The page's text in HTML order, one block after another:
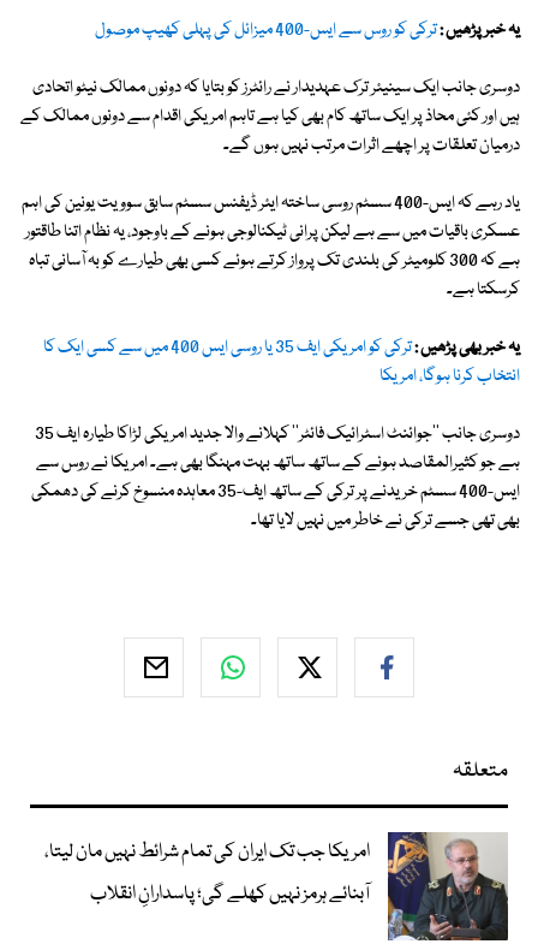
یہ خبر پڑھیں :ترکی کو روس سے ایس-400 میزائل کی پہلی کھیپ موصول
دوسری جانب ایک سینیئر ترک عہدیدار نے رائٹرز کو بتایا کہ دونوں ممالک نیٹو اتحادی
ہیں اور کئی محاذ پر ایک ساتھ کام بھی کیا ہے تاہم امریکی اقدام سے دونوں ممالک کے
درمیان تعلقات پر اچھے اثرات مرتب نہیں ہوں گے۔
یاد رہے کہ ایس-400 سسٹم روسی ساختہ ایئر ڈیفنس سسٹم سابق سوویت یونین کی اہم
عسکری باقیات میں سے ہے لیکن پرانی ٹیکنالوجی ہونے کے باوجود، یہ نظام اتنا طاقتور
ہے کہ 300 کلومیٹر کی بلندی تک پرواز کرتے ہوئے کسی بھی طیارے کو بہ آسانی تباہ
کرسکتا ہے۔
یہ خبر بھی پڑھیں :
ترکی کو امریکی ایف 35 یا روسی ایس 400 میں سے کسی ایک کا
انتخاب کرنا ہوگا، امریکا
دوسری جانب ''جوائنٹ اسٹرائیک فائٹر'' کہلانے والا جدید امریکی لڑاکا طیارہ ایف 35
ہے جو کثیرالمقاصد ہونے کے ساتھ ساتھ بہت مہنگا بھی ہے۔ امریکا نے روس سے
ایس-400 سسٹم خریدنے پر ترکی کے ساتھ ایف-35 معاہدہ منسوخ کرنے کی دھمکی
بھی تھی جسے ترکی نے خاطر میں نہیں لایا تھا۔
متعلقہ
امریکا جب تک ایران کی تمام شرائط نہیں مان لیتا،
آبنائے ہرمز نہیں کھلے گی؛ پاسدارانِ انقلاب